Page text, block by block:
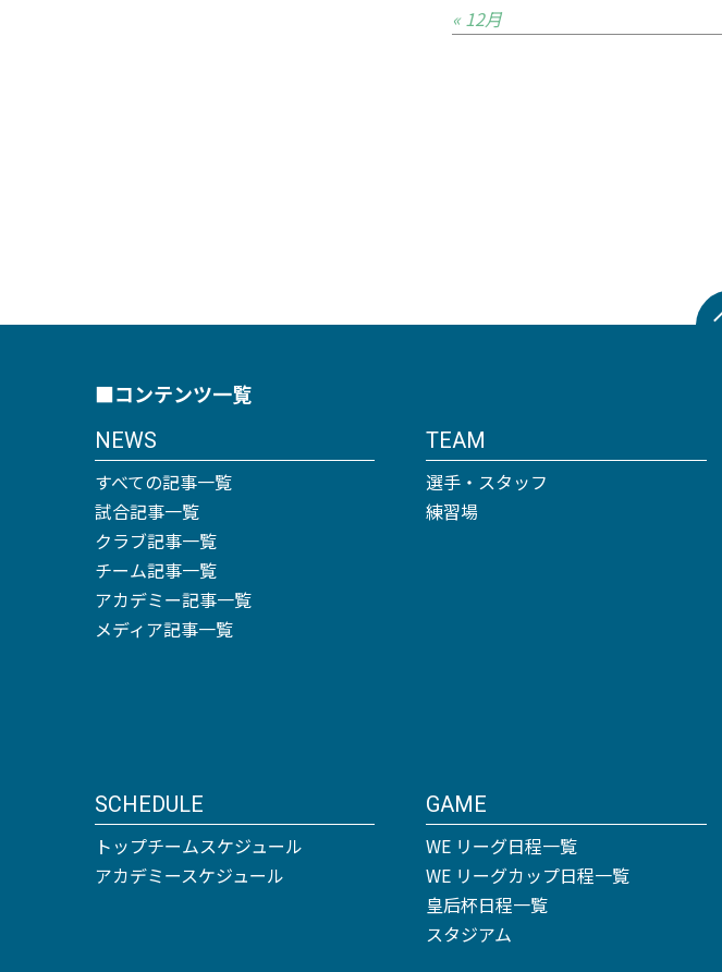
« 12月
■コンテンツ一覧
NEWS
すべての記事一覧
試合記事一覧
クラブ記事一覧
チーム記事一覧
アカデミー記事一覧
メディア記事一覧
SCHEDULE
トップチームスケジュール
アカデミースケジュール
TEAM
選手・スタッフ
練習場
GAME
WE リーグ日程一覧
WE リーグカップ日程一覧
皇后杯日程一覧
スタジアム